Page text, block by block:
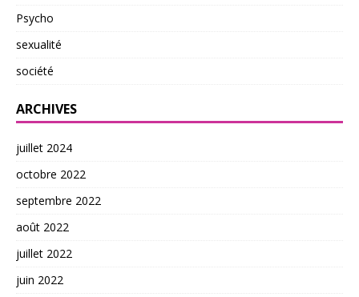
Psycho
sexualité
société
ARCHIVES
juillet 2024
octobre 2022
septembre 2022
août 2022
juillet 2022
juin 2022